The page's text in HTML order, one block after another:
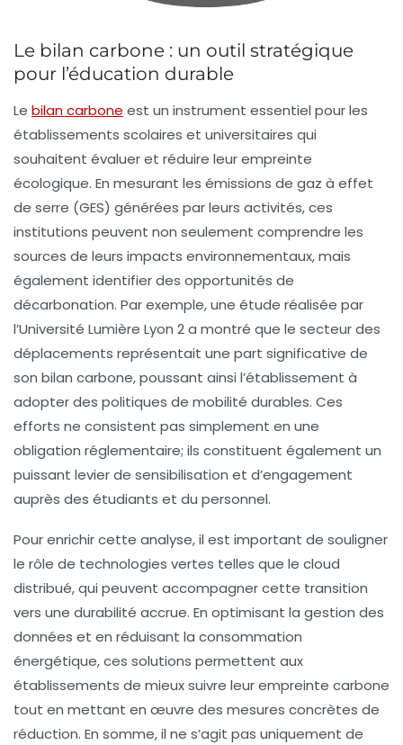
Le bilan carbone : un outil stratégique
pour l’éducation durable
Le bilan carbone est un instrument essentiel pour les
établissements scolaires et universitaires qui
souhaitent évaluer et réduire leurempreinte
écologique. En mesurant les émissions de gaz à effet
de serre (GES) générées par leurs activités, ces
institutions peuvent non seulement comprendre les
sources de leurs impacts environnementaux, mais
également identifier des opportunités de
décarbonation. Par exemple, une étude réalisée par
l’Université Lumière Lyon 2 a montré que le secteur des
déplacements représentait une part significative de
son bilan carbone, poussant ainsi l’établissement à
adopter des politiques de mobilité durables. Ces
efforts ne consistent pas simplement en une
obligation réglementaire; ils constituent également un
puissant levier de sensibilisation et d’engagement
auprès des étudiants et du personnel.
Pour enrichir cette analyse, il est important de souligner
le rôle de technologies vertes telles que le cloud
distribué, qui peuvent accompagner cette transition
vers une durabilité accrue. En optimisant la gestion des
données et en réduisant la consommation
énergétique, ces solutions permettent aux
établissements de mieux suivre leurempreinte carbone
tout en mettant en œuvre des mesures concrètes de
réduction. En somme, il ne s’agit pas uniquement de